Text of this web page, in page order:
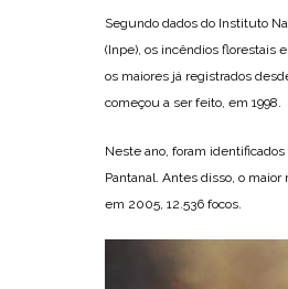
Segundo dados do Instituto
(Inpe), os incêndios florestais
os maiores já registrados
começou a ser feito, em 1998.
Neste ano, foram identificados
Pantanal. Antes disso, o
em 2005, 12.536 focos.